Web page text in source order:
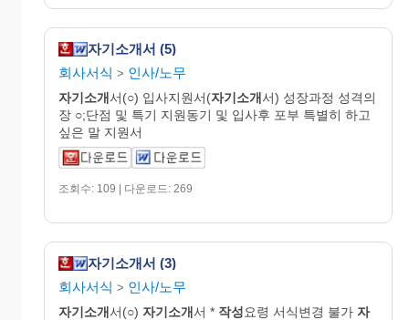
자기소개서 (5)
회사서식 > 인사/노무
자기소개서(○) 입사지원서(자기소개서) 성장과정 성격의
장 ○;단점 및 특기 지원동기 및 입사후 포부 특별히 하고
싶은 말 지원서
조회수: 109 | 다운로드: 269
자기소개서 (3)
회사서식 > 인사/노무
자기소개서(○) 자기소개서 * 작성요령 서식변경 불가 자